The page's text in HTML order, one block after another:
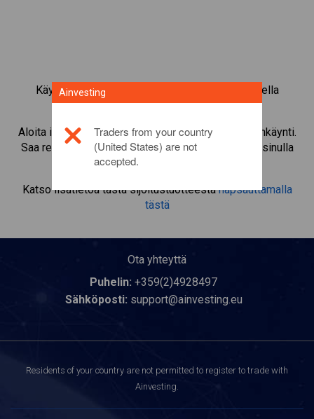
Käy kauppaa yli 1 000 kansainvälisellä osakkeella
Ainvestingin CFD-kaupankäyntialustalla.
Aloita instrumentinLowes CompanieCFD-kaupankäynti.
Saa reaaliaikaisia tarjouksia ja nosta osinkoja, jos sinulla
on itse osake.
Katso lisätietoa tästä sijoitustuotteestanapsauttamalla
tästä
Ota yhteyttä
Puhelin: +359(2)4928497
Sähköposti: support@ainvesting.eu
Residents of your country are not permitted to register to trade with
Ainvesting.
Ainvesting
Traders from your country
(United States) are not
accepted.